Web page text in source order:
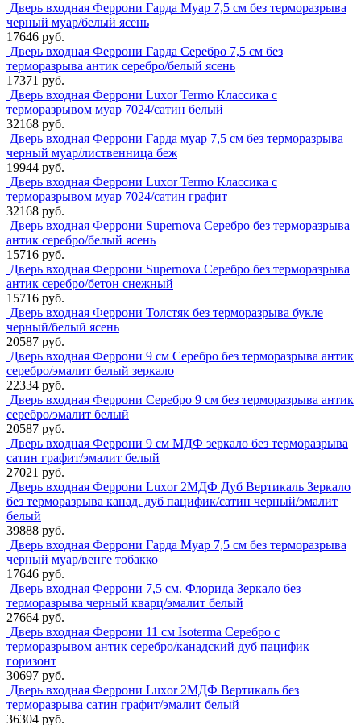
Дверь входная Феррони Гарда Муар 7,5 см без терморазрыва
черный муар/белый ясень
17646 руб.
Дверь входная Феррони Гарда Серебро 7,5 см без
терморазрыва антик серебро/белый ясень
17371 руб.
Дверь входная Феррони Luxor Termo Классика с
терморазрывом муар 7024/сатин белый
32168 руб.
Дверь входная Феррони Гарда муар 7,5 см без терморазрыва
черный муар/лиственница беж
19944 руб.
Дверь входная Феррони Luxor Termo Классика с
терморазрывом муар 7024/сатин графит
32168 руб.
Дверь входная Феррони Supernova Серебро без терморазрыва
антик серебро/белый ясень
15716 руб.
Дверь входная Феррони Supernova Серебро без терморазрыва
антик серебро/бетон снежный
15716 руб.
Дверь входная Феррони Толстяк без терморазрыва букле
черный/белый ясень
20587 руб.
Дверь входная Феррони 9 см Серебро без терморазрыва антик
серебро/эмалит белый зеркало
22334 руб.
Дверь входная Феррони Серебро 9 см без терморазрыва антик
серебро/эмалит белый
20587 руб.
Дверь входная Феррони 9 см МДФ зеркало без терморазрыва
сатин графит/эмалит белый
27021 руб.
Дверь входная Феррони Luxor 2МДФ Дуб Вертикаль Зеркало
без терморазрыва канад. дуб пацифик/сатин черный/эмалит
белый
39888 руб.
Дверь входная Феррони Гарда Муар 7,5 см без терморазрыва
черный муар/венге тобакко
17646 руб.
Дверь входная Феррони 7,5 см. Флорида Зеркало без
терморазрыва черный кварц/эмалит белый
27664 руб.
Дверь входная Феррони 11 см Isoterma Серебро с
терморазрывом антик серебро/канадский дуб пацифик
горизонт
30697 руб.
Дверь входная Феррони Luxor 2МДФ Вертикаль без
терморазрыва сатин графит/эмалит белый
36304 руб.